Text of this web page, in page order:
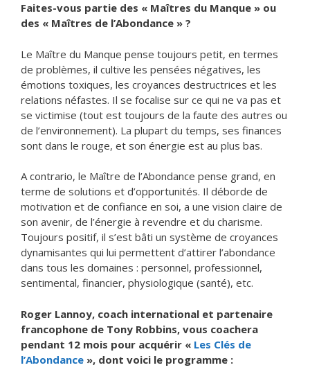
Faites-vous partie des « Maîtres du Manque » ou
des « Maîtres de l’Abondance » ?
Le Maître du Manque pense toujours petit, en termes
de problèmes, il cultive les pensées négatives, les
émotions toxiques, les croyances destructrices et les
relations néfastes. Il se focalise sur ce qui ne va pas et
se victimise (tout est toujours de la faute des autres ou
de l’environnement). La plupart du temps, ses finances
sont dans le rouge, et son énergie est au plus bas.
A contrario, le Maître de l’Abondance pense grand, en
terme de solutions et d’opportunités. Il déborde de
motivation et de confiance en soi, a une vision claire de
son avenir, de l’énergie à revendre et du charisme.
Toujours positif, il s’est bâti un système de croyances
dynamisantes qui lui permettent d’attirer l’abondance
dans tous les domaines : personnel, professionnel,
sentimental, financier, physiologique (santé), etc.
Roger Lannoy, coach international et partenaire
francophone de Tony Robbins, vous coachera
pendant 12 mois pour acquérir « Les Clés de
l’Abondance », dont voici le programme :